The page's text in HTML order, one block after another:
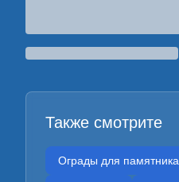
Также смотрите
Ограды для памятника